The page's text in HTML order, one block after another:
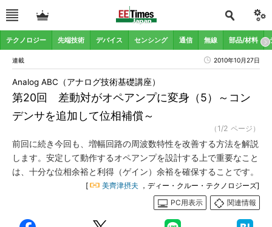
テクノロジー 先端技術 デバイス センシング 通信 無線 部品/材料
連載 2010年10月27日
第20回 差動対がオペアンプに変身（5）～コン
デンサを追加して位相補償～
Analog ABC（アナログ技術基礎講座）
（1/2 ページ）
前回に続き今回も、増幅回路の周波数特性を改善する方法を解説
します。安定して動作するオペアンプを設計する上で重要なこと
は、十分な位相余裕と利得（ゲイン）余裕を確保することです。
[ 美齊津摂夫 ，ディー・クルー・テクノロジーズ]
PC用表示
関連情報